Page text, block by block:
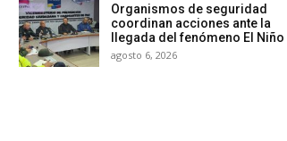
Organismos de seguridad
coordinan acciones ante la
llegada del fenómeno El Niño
agosto 6, 2026